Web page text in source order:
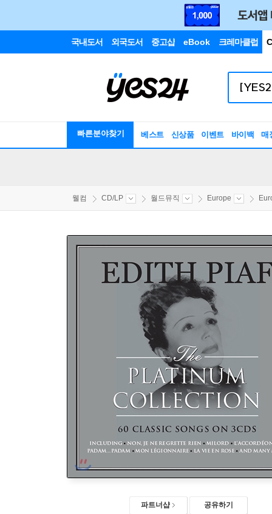
국내도서 외국도서 중고샵 eBook 크레마클럽
빠른분야찾기 베스트 신상품 이벤트 바이백 매
웰컴 CD/LP 월드뮤직 Europe
파트너샵 공유하기